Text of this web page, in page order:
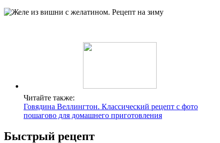
Читайте также:
Говядина Веллингтон. Классический рецепт с фото
пошагово для домашнего приготовления
Быстрый рецепт